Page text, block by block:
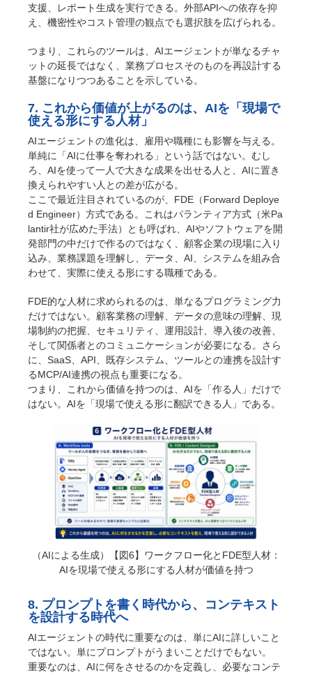
支援、レポート生成を実行できる。外部APIへの依存を抑
え、機密性やコスト管理の観点でも選択肢を広げられる。
つまり、これらのツールは、AIエージェントが単なるチャ
ットの延長ではなく、業務プロセスそのものを再設計する
基盤になりつつあることを示している。
7. これから価値が上がるのは、AIを「現場で
使える形にする人材」
AIエージェントの進化は、雇用や職種にも影響を与える。
単純に「AIに仕事を奪われる」という話ではない。むし
ろ、AIを使って一人で大きな成果を出せる人と、AIに置き
換えられやすい人との差が広がる。
ここで最近注目されているのが、FDE（Forward Deploye
d Engineer）方式である。これはパランティア方式（米Pa
lantir社が広めた手法）とも呼ばれ、AIやソフトウェアを開
発部門の中だけで作るのではなく、顧客企業の現場に入り
込み、業務課題を理解し、データ、AI、システムを組み合
わせて、実際に使える形にする職種である。
FDE的な人材に求められるのは、単なるプログラミング力
だけではない。顧客業務の理解、データの意味の理解、現
場制約の把握、セキュリティ、運用設計、導入後の改善、
そして関係者とのコミュニケーションが必要になる。さら
に、SaaS、API、既存システム、ツールとの連携を設計す
るMCP/AI連携の視点も重要になる。
つまり、これから価値を持つのは、AIを「作る人」だけで
はない。AIを「現場で使える形に翻訳できる人」である。
（AIによる生成）【図6】ワークフロー化とFDE型人材：
AIを現場で使える形にする人材が価値を持つ
8. プロンプトを書く時代から、コンテキスト
を設計する時代へ
AIエージェントの時代に重要なのは、単にAIに詳しいこと
ではない。単にプロンプトがうまいことだけでもない。
重要なのは、AIに何をさせるのかを定義し、必要なコンテ